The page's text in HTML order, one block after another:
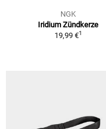
NGK
Iridium Zündkerze
19,99 €1